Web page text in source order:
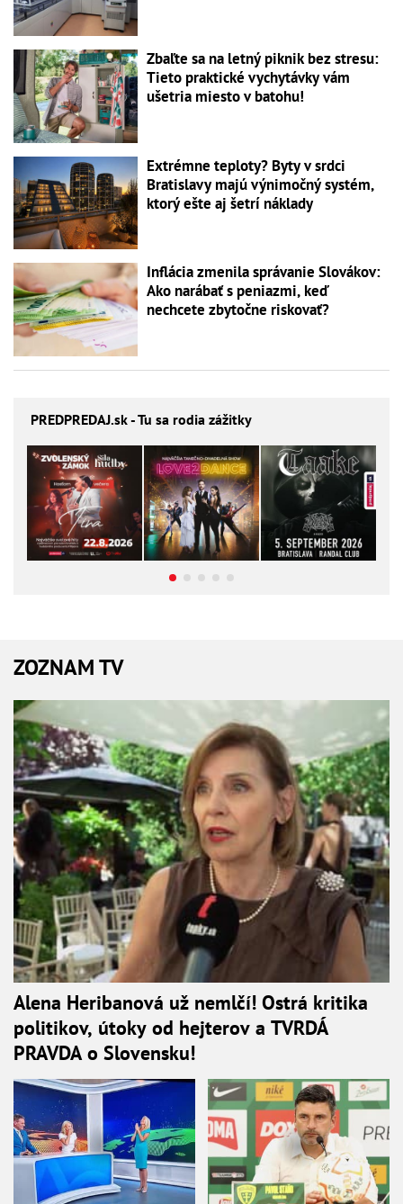
Zbaľte sa na letný piknik bez stresu:
Tieto praktické vychytávky vám
ušetria miesto v batohu!
Extrémne teploty? Byty v srdci
Bratislavy majú výnimočný systém,
ktorý ešte aj šetrí náklady
Inflácia zmenila správanie Slovákov:
Ako narábať s peniazmi, keď
nechcete zbytočne riskovať?
PREDPREDAJ.sk - Tu sa rodia zážitky
ZOZNAM TV
Alena Heribanová už nemlčí! Ostrá kritika
politikov, útoky od hejterov a TVRDÁ
PRAVDA o Slovensku!